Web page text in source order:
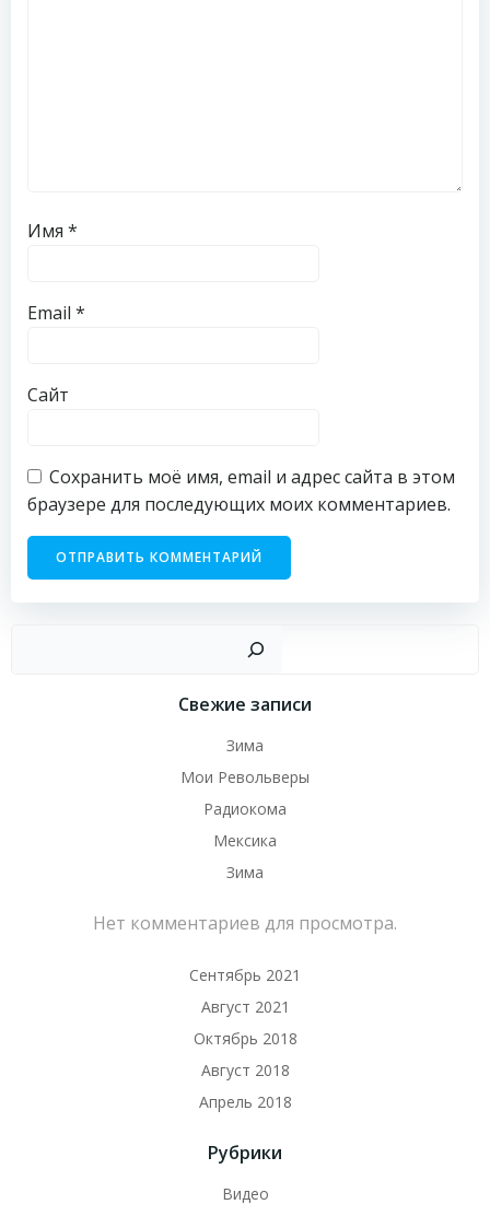
Имя *
Email *
Сайт
Сохранить моё имя, email и адрес сайта в этом
браузере для последующих моих комментариев.
Свежие записи
Зима
Мои Револьверы
Радиокома
Мексика
Зима
Нет комментариев для просмотра.
Сентябрь 2021
Август 2021
Октябрь 2018
Август 2018
Апрель 2018
Рубрики
Видео